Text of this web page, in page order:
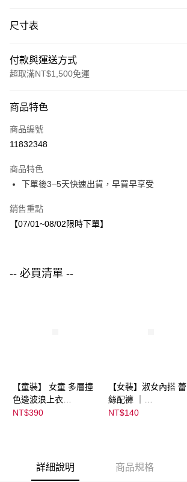
尺寸表
付款與運送方式
超取滿NT$1,500免運
信用卡一次付款
LINE Pay
街口支付
悠遊付
每筆NT$80，滿NT$1,500(含以上)免運費
商品特色
商品編號
11832348
商品特色
下單後3–5天快速出貨，早買早享受
銷售重點
【07/01~08/02限時下單】
-- 必買清單 --
【童裝】 女童 多層撞
色邊波浪上衣
(futafuta) ｜
NT$390
【女裝】淑女內搭 蕾
絲配褲 ｜
04303C05372000002
NT$140
詳細說明 商品規格